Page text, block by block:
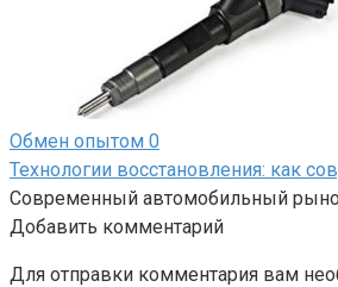
Обмен опытом 0
Технологии восстановления: как
Современный автомобильный
Добавить комментарий
Для отправки комментария вам